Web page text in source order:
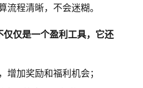
流程清晰，不会迷糊。
仅是一个盈利工具，它还
增加奖励和福利机会；